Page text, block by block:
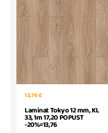
13,76 €
Laminat Tokyo 12 mm, KL
33, 1m 17,20 POPUST
-20%=13,76